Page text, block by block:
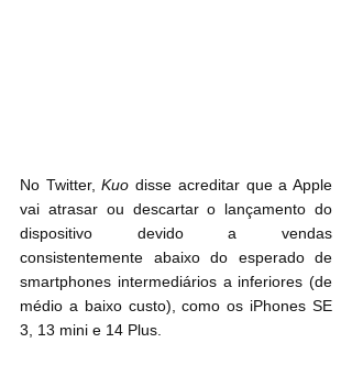
No Twitter, Kuo disse acreditar que a Apple
vai atrasar ou descartar o lançamento do
dispositivo devido a vendas
consistentemente abaixo do esperado de
smartphones intermediários a inferiores (de
médio a baixo custo), como os ‌iPhones SE‌
3, 13 mini e 14 Plus.